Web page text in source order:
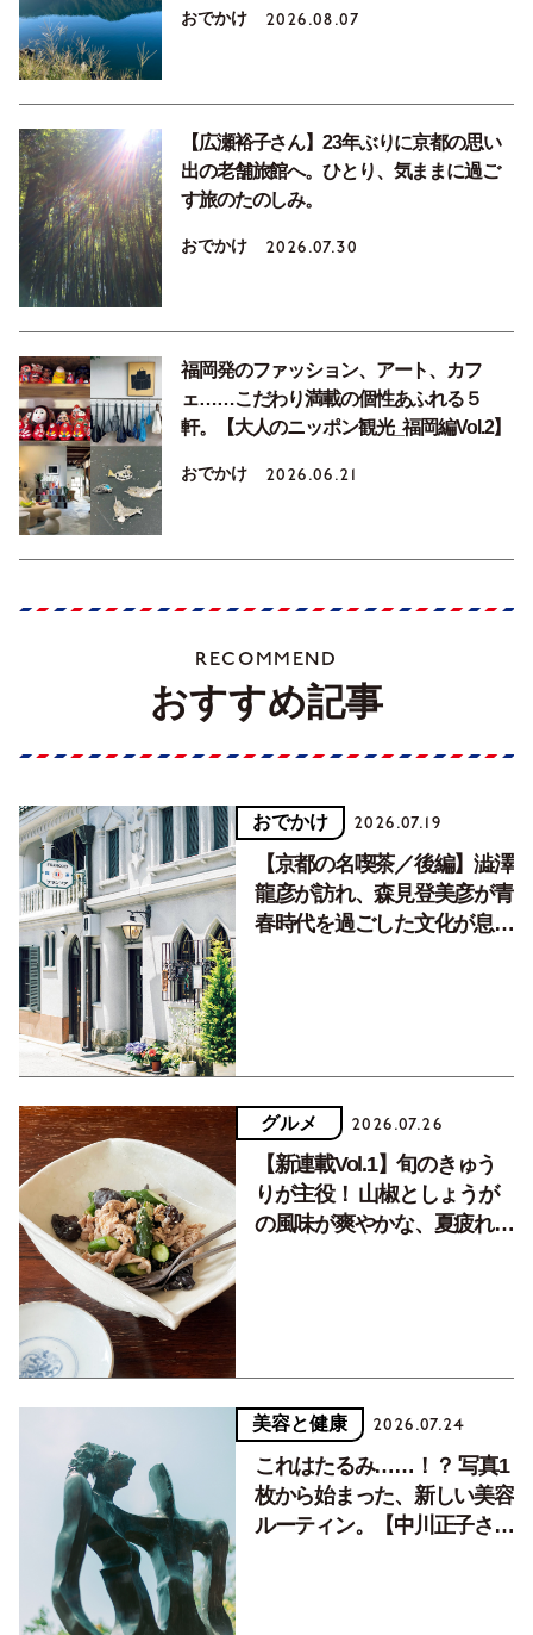
おでかけ 2026.08.07
【広瀬裕子さん】23年ぶりに京都の思い
出の老舗旅館へ。ひとり、気ままに過ご
す旅のたのしみ。
おでかけ 2026.07.30
福岡発のファッション、アート、カフ
ェ……こだわり満載の個性あふれる５
軒。【大人のニッポン観光_福岡編Vol.2】
おでかけ 2026.06.21
RECOMMEND
おすすめ記事
おでかけ 2026.07.19
【京都の名喫茶／後編】澁澤
龍彦が訪れ、森見登美彦が青
春時代を過ごした文化が息づ
グルメ 2026.07.26
【新連載Vol.1】旬のきゅう
りが主役！ 山椒としょうが
の風味が爽やかな、夏疲れを
美容と健康 2026.07.24
これはたるみ……！？ 写真1
枚から始まった、新しい美容
ルーティン。【中川正子さん